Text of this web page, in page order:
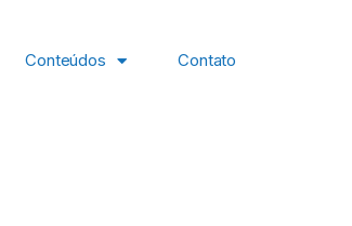
Conteúdos Contato